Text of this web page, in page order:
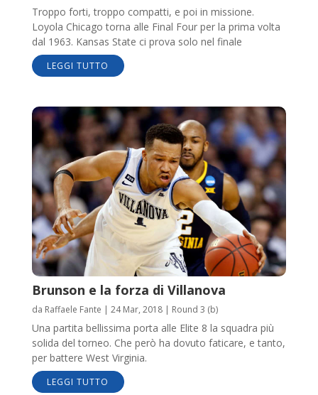
Troppo forti, troppo compatti, e poi in missione.
Loyola Chicago torna alle Final Four per la prima volta
dal 1963. Kansas State ci prova solo nel finale
LEGGI TUTTO
Brunson e la forza di Villanova
da Raffaele Fante | 24 Mar, 2018| Round 3 (b)
Una partita bellissima porta alle Elite 8 la squadra più
solida del torneo. Che però ha dovuto faticare, e tanto,
per battere West Virginia.
LEGGI TUTTO